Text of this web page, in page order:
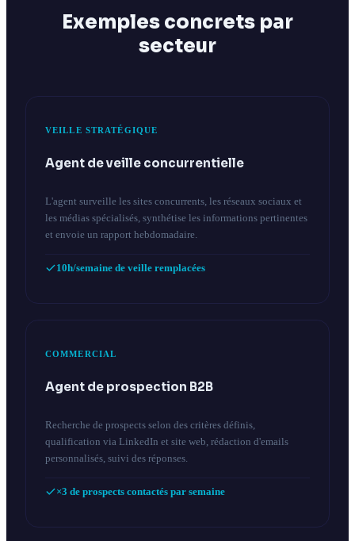
Exemples concrets par
secteur
VEILLE STRATÉGIQUE
Agent de veille concurrentielle
L'agent surveille les sites concurrents, les réseaux sociaux et
les médias spécialisés, synthétise les informations pertinentes
et envoie un rapport hebdomadaire.
10h/semaine de veille remplacées
COMMERCIAL
Agent de prospection B2B
Recherche de prospects selon des critères définis,
qualification via LinkedIn et site web, rédaction d'emails
personnalisés, suivi des réponses.
×3 de prospects contactés par semaine